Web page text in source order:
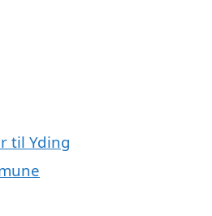
til Yding